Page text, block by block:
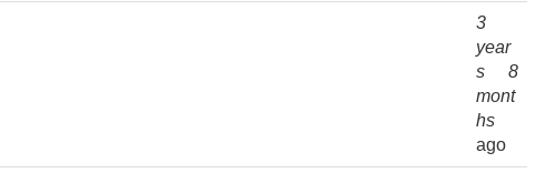
3
year
s 8
mont
hs
ago